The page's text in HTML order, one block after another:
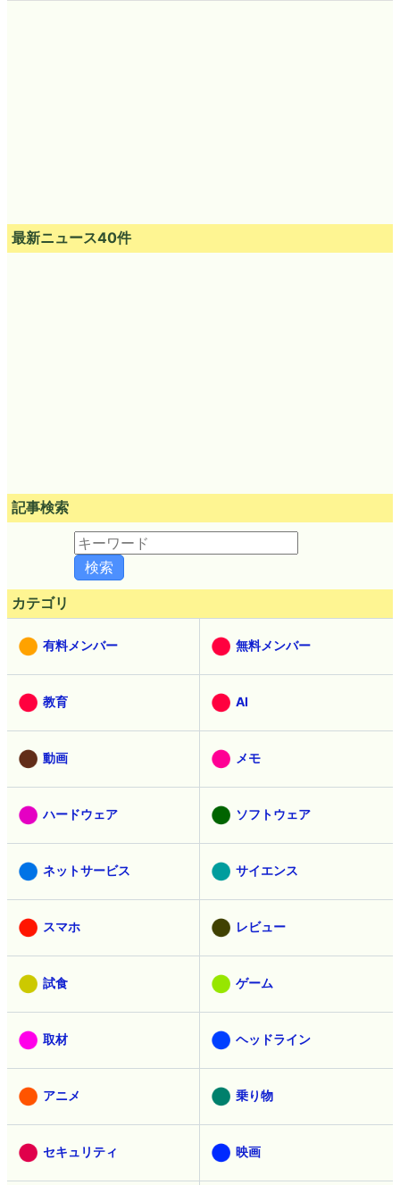
最新ニュース40件
記事検索
カテゴリ
有料メンバー 無料メンバー
教育 AI
動画 メモ
ハードウェア ソフトウェア
ネットサービス サイエンス
スマホ レビュー
試食 ゲーム
取材 ヘッドライン
アニメ 乗り物
セキュリティ 映画